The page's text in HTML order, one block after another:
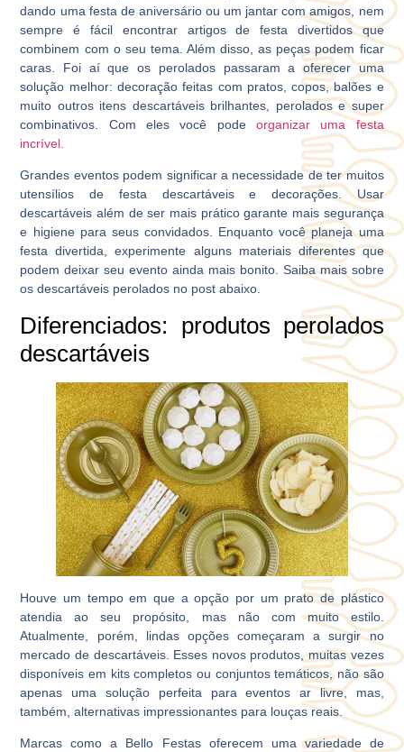
dando uma festa de aniversário ou um jantar com amigos, nem
sempre é fácil encontrar artigos de festa divertidos que
combinem com o seu tema. Além disso, as peças podem ficar
caras. Foi aí que os perolados passaram a oferecer uma
solução melhor: decoração feitas com pratos, copos, balões e
muito outros itens descartáveis brilhantes, perolados e super
combinativos. Com eles você pode organizar uma festa
incrível.
Grandes eventos podem significar a necessidade de ter muitos
utensílios de festa descartáveis e decorações. Usar
descartáveis além de ser mais prático garante mais segurança
e higiene para seus convidados. Enquanto você planeja uma
festa divertida, experimente alguns materiais diferentes que
podem deixar seu evento ainda mais bonito. Saiba mais sobre
os descartáveis perolados no post abaixo.
Diferenciados: produtos perolados
descartáveis
Houve um tempo em que a opção por um prato de plástico
atendia ao seu propósito, mas não com muito estilo.
Atualmente, porém, lindas opções começaram a surgir no
mercado de descartáveis. Esses novos produtos, muitas vezes
disponíveis em kits completos ou conjuntos temáticos, não são
apenas uma solução perfeita para eventos ar livre, mas,
também, alternativas impressionantes para louças reais.
Marcas como a Bello Festas oferecem uma variedade de